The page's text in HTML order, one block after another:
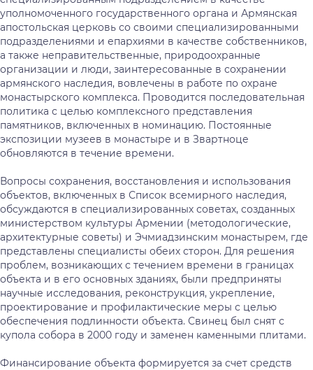
уполномоченного государственного органа и Армянская
апостольская церковь со своими специализированными
подразделениями и епархиями в качестве собственников,
а также неправительственные, природоохранные
организации и люди, заинтересованные в сохранении
армянского наследия, вовлечены в работе по охране
монастырского комплекса. Проводится последовательная
политика с целью комплексного представления
памятников, включенных в номинацию. Постоянные
экспозиции музеев в монастыре и в Звартноце
обновляются в течение времени.
Вопросы сохранения, восстановления и использования
объектов, включенных в Список всемирного наследия,
обсуждаются в специализированных советах, созданных
министерством культуры Армении (методологические,
архитектурные советы) и Эчмиадзинским монастырем, где
представлены специалисты обеих сторон. Для решения
проблем, возникающих с течением времени в границах
объекта и в его основных зданиях, были предприняты
научные исследования, реконструкция, укрепление,
проектирование и профилактические меры с целью
обеспечения подлинности объекта. Свинец был снят с
купола собора в 2000 году и заменен каменными плитами.
Финансирование объекта формируется за счет средств